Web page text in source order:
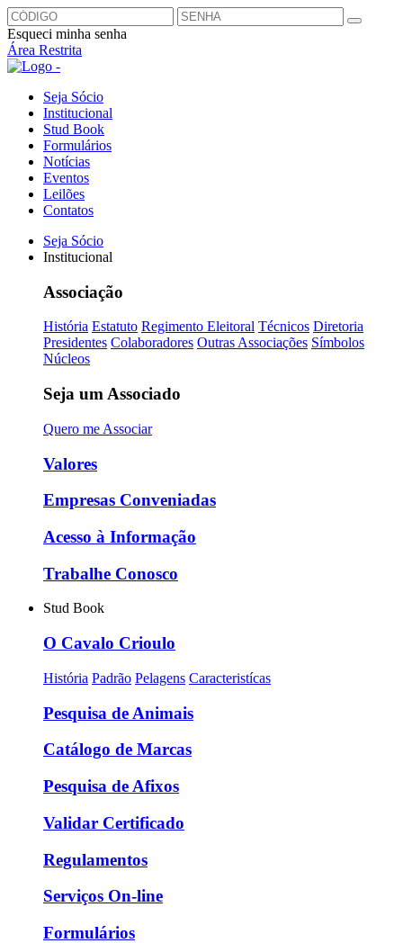
Esqueci minha senha
Área Restrita
Seja Sócio
Institucional
Stud Book
Formulários
Notícias
Eventos
Leilões
Contatos
Seja Sócio
Institucional
Associação
História Estatuto Regimento Eleitoral Técnicos Diretoria
Presidentes Colaboradores Outras Associações Símbolos
Núcleos
Seja um Associado
Quero me Associar
Valores
Empresas Conveniadas
Acesso à Informação
Trabalhe Conosco
Stud Book
O Cavalo Crioulo
História Padrão Pelagens Caracteristícas
Pesquisa de Animais
Catálogo de Marcas
Pesquisa de Afixos
Validar Certificado
Regulamentos
Serviços On-line
Formulários